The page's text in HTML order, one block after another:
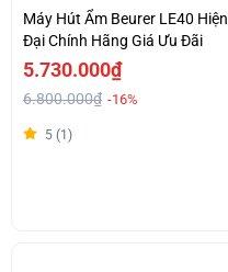
Máy Hút Ẩm Beurer LE40 Hiện
Đại Chính Hãng Giá Ưu Đãi
5.730.000₫
6.800.000₫ -16%
5 (1)